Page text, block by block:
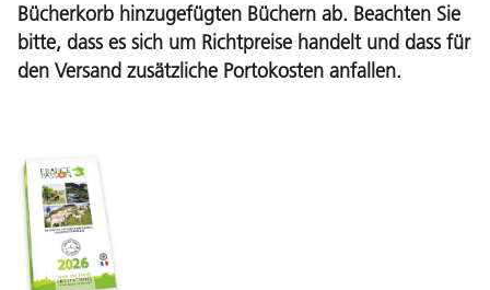
Bücherkorb hinzugefügten Büchern ab. Beachten Sie
bitte, dass es sich um Richtpreise handelt und dass für
den Versand zusätzliche Portokosten anfallen.